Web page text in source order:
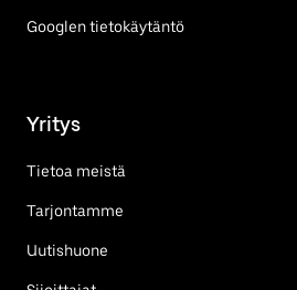
Googlen tietokäytäntö
Yritys
Tietoa meistä
Tarjontamme
Uutishuone